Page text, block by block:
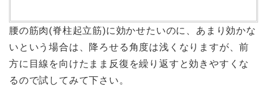
腰の筋肉(脊柱起立筋)に効かせたいのに、あまり効かな
いという場合は、降ろせる角度は浅くなりますが、前
方に目線を向けたまま反復を繰り返すと効きやすくな
るので試してみて下さい。